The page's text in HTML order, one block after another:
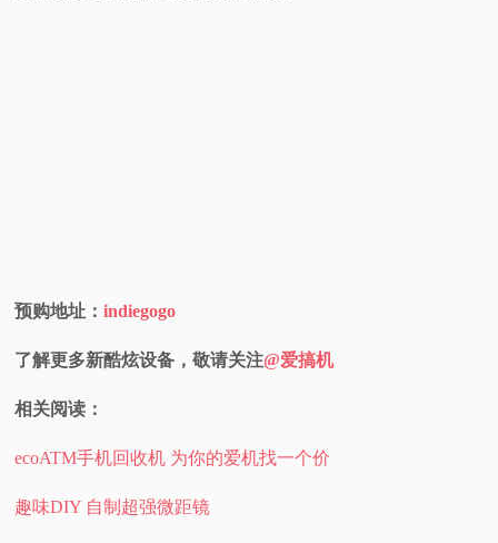
预购地址：indiegogo
了解更多新酷炫设备，敬请关注@爱搞机
相关阅读：
ecoATM手机回收机 为你的爱机找一个价
趣味DIY 自制超强微距镜